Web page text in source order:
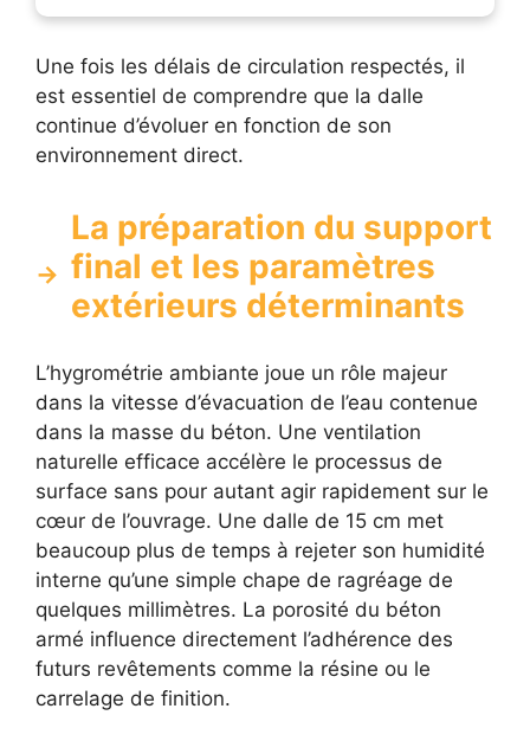
Une fois les délais de circulation respectés, il
est essentiel de comprendre que la dalle
continue d’évoluer en fonction de son
environnement direct.
La préparation du support
final et les paramètres
extérieurs déterminants
L’hygrométrie ambiante joue un rôle majeur
dans la vitesse d’évacuation de l’eau contenue
dans la masse du béton. Une ventilation
naturelle efficace accélère le processus de
surface sans pour autant agir rapidement sur le
cœur de l’ouvrage. Une dalle de 15 cm met
beaucoup plus de temps à rejeter son humidité
interne qu’une simple chape de ragréage de
quelques millimètres. La porosité du béton
armé influence directement l’adhérence des
futurs revêtements comme la résine ou le
carrelage de finition.